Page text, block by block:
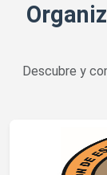
Descubre y
Ver detalles de